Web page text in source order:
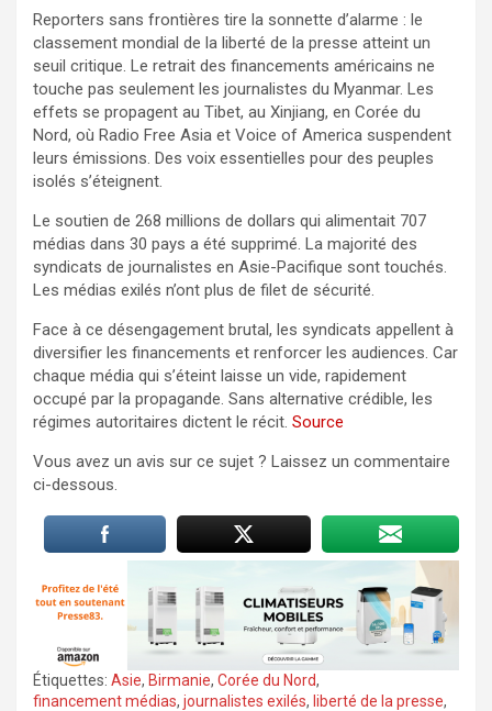
Reporters sans frontières tire la sonnette d’alarme : le
classement mondial de la liberté de la presse atteint un
seuil critique. Le retrait des financements américains ne
touche pas seulement les journalistes du Myanmar. Les
effets se propagent au Tibet, au Xinjiang, en Corée du
Nord, où Radio Free Asia et Voice of America suspendent
leurs émissions. Des voix essentielles pour des peuples
isolés s’éteignent.
Le soutien de 268 millions de dollars qui alimentait 707
médias dans 30 pays a été supprimé. La majorité des
syndicats de journalistes en Asie-Pacifique sont touchés.
Les médias exilés n’ont plus de filet de sécurité.
Face à ce désengagement brutal, les syndicats appellent à
diversifier les financements et renforcer les audiences. Car
chaque média qui s’éteint laisse un vide, rapidement
occupé par la propagande. Sans alternative crédible, les
régimes autoritaires dictent le récit. Source
Vous avez un avis sur ce sujet ? Laissez un commentaire
ci-dessous.
Étiquettes: Asie, Birmanie, Corée du Nord,
financement médias, journalistes exilés, liberté de la presse,